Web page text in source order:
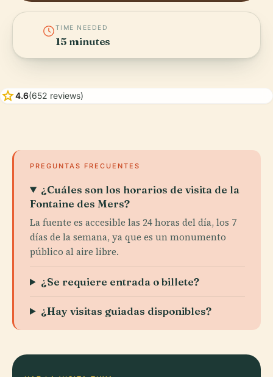
TIME NEEDED
15 minutes
star4.6(652 reviews)
PREGUNTAS FRECUENTES
¿Cuáles son los horarios de visita de la
Fontaine des Mers?
La fuente es accesible las 24 horas del día, los 7
días de la semana, ya que es un monumento
público al aire libre.
¿Se requiere entrada o billete?
¿Hay visitas guiadas disponibles?